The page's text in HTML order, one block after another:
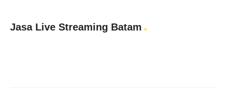
Jasa Live Streaming Batam